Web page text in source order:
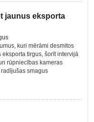
jaunus eksporta
kuri mērāmi desmitos
tirgus, šorīt intervijā
rūpniecības kameras
smagus